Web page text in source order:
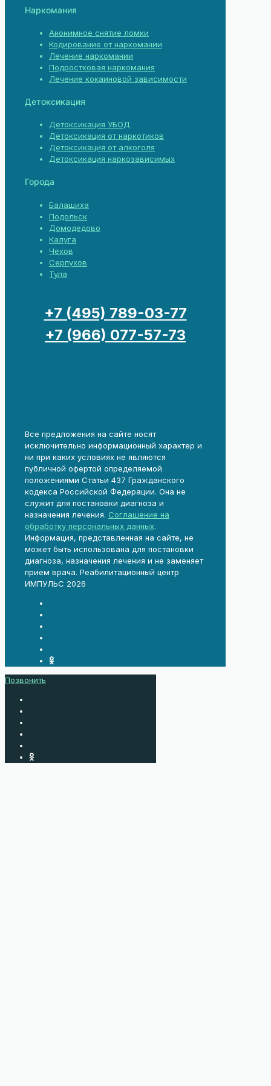
Наркомания
Анонимное снятие ломки
Кодирование от наркомании
Лечение наркомании
Подростковая наркомания
Лечение кокаиновой зависимости
Детоксикация
Детоксикация УБОД
Детоксикация от наркотиков
Детоксикация от алкоголя
Детоксикация наркозависимых
Города
Балашиха
Подольск
Домодедово
Калуга
Чехов
Серпухов
Тула
+7 (495) 789-03-77
+7 (966) 077-57-73
Все предложения на сайте носят
исключительно информационный характер и
ни при каких условиях не являются
публичной офертой определяемой
положениями Статьи 437 Гражданского
кодекса Российской Федерации. Она не
служит для постановки диагноза и
назначения лечения. Соглашение на
обработку персональных данных.
Информация, представленная на сайте, не
может быть использована для постановки
диагноза, назначения лечения и не заменяет
прием врача. Реабилитационный центр
ИМПУЛЬС 2026
Позвонить